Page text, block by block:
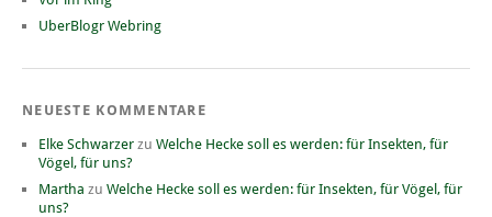
UberBlogr Webring
NEUESTE KOMMENTARE
Elke Schwarzer zu Welche Hecke soll es werden: für Insekten, für
Vögel, für uns?
Martha zu Welche Hecke soll es werden: für Insekten, für Vögel, für
uns?